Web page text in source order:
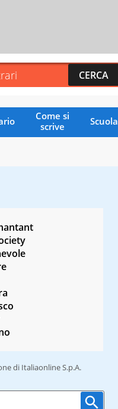
Come si
scrive
Scuola
di Italiaonline S.p.A.